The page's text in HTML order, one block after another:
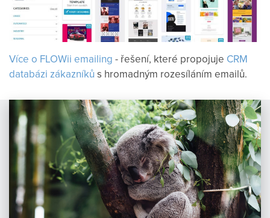
Více o FLOWii emailing - řešení, které propojuje CRM
databázi zákazníků s hromadným rozesíláním emailů.